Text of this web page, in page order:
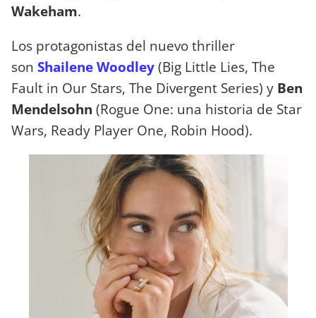
Wakeham.
Los protagonistas del nuevo thriller
son Shailene Woodley(Big Little Lies, The
Fault in Our Stars, The Divergent Series) y Ben
Mendelsohn (Rogue One: una historia de Star
Wars, Ready Player One, Robin Hood).